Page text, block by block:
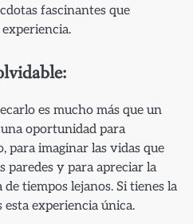
fascinantes que
es mucho más que un
oportunidad para
para imaginar las vidas que
paredes y para apreciar la
tiempos lejanos. Si tienes la
experiencia única.